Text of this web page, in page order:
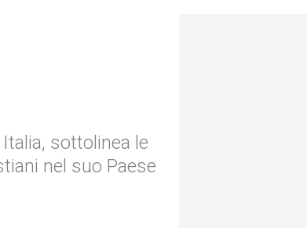
sottolinea le
nel suo Paese